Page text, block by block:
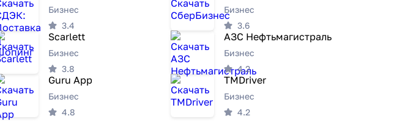
Бизнес
3.4
Бизнес
3.6
Scarlett
Бизнес
3.8
АЗС Нефтьмагистраль
Бизнес
4.2
Guru App
Бизнес
4.8
TMDriver
Бизнес
4.2